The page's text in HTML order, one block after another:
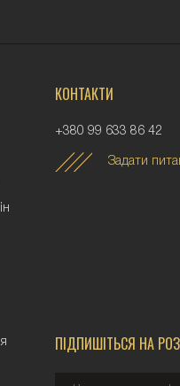
КОНТАКТИ
+380 99 633 86 42
Задати
ПІДПИШІТЬСЯ НА